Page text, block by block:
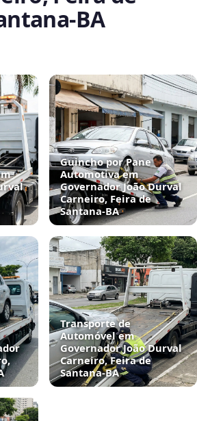
Guincho por Pane
Automotiva em
Governador João Durval
Carneiro, Feira de
Santana‑BA
Transporte de
Automóvel em
Governador João Durval
Carneiro, Feira de
Santana‑BA